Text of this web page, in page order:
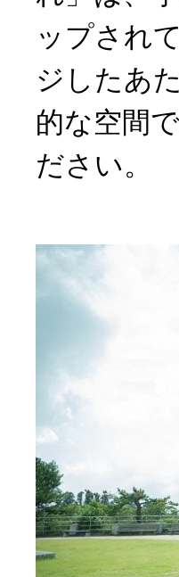
ップされ
ジしたあ
的な空間
ださい。